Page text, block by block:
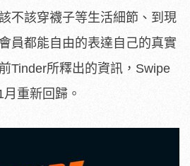
不該穿襪子等生活細節、到現
員都能自由的表達自己的真實
Tinder所釋出的資訊，Swipe
重新回歸。